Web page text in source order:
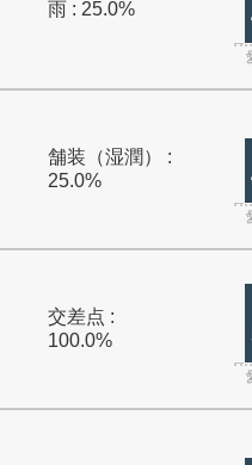
雨 : 25.0%
舗装（湿潤） :
25.0%
交差点 :
100.0%